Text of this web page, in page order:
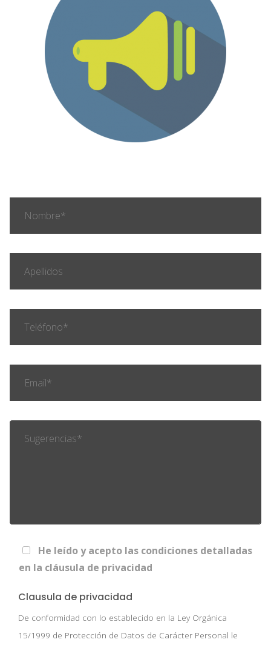
He leído y acepto las condiciones detalladas
en la cláusula de privacidad
Clausula de privacidad
De conformidad con lo establecido en la Ley Orgánica
15/1999 de Protección de Datos de Carácter Personal le